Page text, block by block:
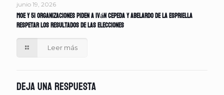
junio 19, 2026
MOE y 51 organizaciones piden a Iván Cepeda y Abelardo de la Espriella
respetar los resultados de las elecciones
Leer más
Deja una respuesta